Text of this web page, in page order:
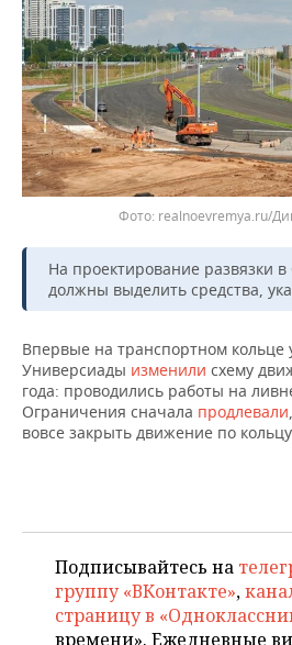
realnoevremya.ru/
На проектирование развязки
должны выделить средства,
Впервые на транспортном кольце
Универсиады изменили схему
года: проводились работы на
Ограничения сначала продлевали
вовсе закрыть движение по кольцу.
Подписывайтесь на
группу «ВКонтакте»,
страницу в
времени». Ежедневные